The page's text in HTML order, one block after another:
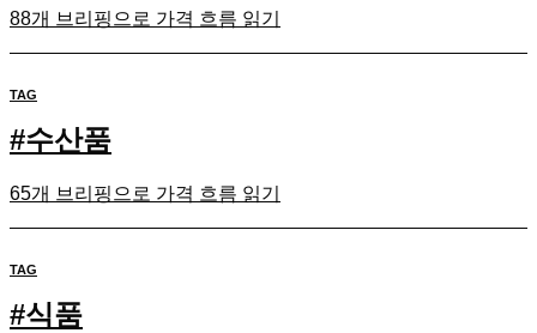
88개 브리핑으로 가격 흐름 읽기
TAG
#수산품
65개 브리핑으로 가격 흐름 읽기
TAG
#식품